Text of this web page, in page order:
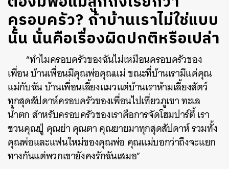
ครอบครัว? ถ้าบ้านเราไม่ใช่แบบ
นั้น นั่นคือเรื่องผิดปกติหรือเปล่า
“ทำไมครอบครัวของฉันไม่เหมือนครอบครัวของ
เพื่อน บ้านเพื่อนมีคุณพ่อคุณแม่ ขณะที่บ้านเรามีแค่คุณ
แม่กับฉัน บ้านเพื่อนเลี้ยงแมวแต่บ้านเราห้ามเลี้ยงสัตว์
ทุกสุดสัปดาห์ครอบครัวของเพื่อนไปเที่ยวภูเขา ทะเล
น้ำตก สำหรับครอบครัวของเราคือการจัดโฮมปาร์ตี้ เรา
ชวนคุณปู่ คุณย่า คุณตา คุณยายมาทุกสุดสัปดาห์ รวมทั้ง
คุณพ่อและแฟนใหม่ของคุณพ่อ คุณแม่บอกว่าถึงจะแยก
ทางกันแต่พวกเขายังคงรักฉันเสมอ”